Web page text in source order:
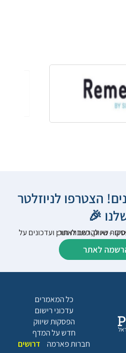
הצטרפו לניוזלטר
🎉
כתבות תוכן ועדכונים על וובינרים וכנסים – נא להרשם לאתר:
לאתר
כל המאמרים
עדכוני רישום
הפסקות שיווק
חדש על המדף
חברות פארמה
דרושים